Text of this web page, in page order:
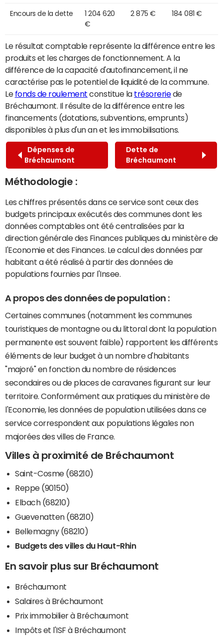
Encours de la dette
1 204 620
€
2 875 € 184 081 €
Le résultat comptable représente la différence entre les
produits et les charges de fonctionnement. A la
différence de la capacité d'autofinancement, il ne
caractérise pas le potentiel de liquidité de la commune.
Le fonds de roulement constitue la trésoreriede
Bréchaumont. Il résulte de la différence entre les
financements (dotations, subventions, emprunts)
disponibles à plus d'un an et les immobilisations.
Dépenses de
Bréchaumont
Dette de
Bréchaumont
Méthodologie :
Les chiffres présentés dans ce service sont ceux des
budgets principaux exécutés des communes dont les
données comptables ont été centralisées par la
direction générale des Finances publiques du ministère de
l'Economie et des Finances. Le calcul des données par
habitant a été réalisé à partir des données de
populations fournies par l'Insee.
A propos des données de population :
Certaines communes (notamment les communes
touristiques de montagne ou du littoral dont la population
permanente est souvent faible) rapportent les différents
éléments de leur budget à un nombre d'habitants
"majoré" en fonction du nombre de résidences
secondaires ou de places de caravanes figurant sur leur
territoire. Conformément aux pratiques du ministère de
l'Economie, les données de population utilisées dans ce
service correspondent aux populations légales non
majorées des villes de France.
Villes à proximité de Bréchaumont
Saint-Cosme (68210)
Reppe (90150)
Elbach (68210)
Guevenatten (68210)
Bellemagny (68210)
Budgets des villes du Haut-Rhin
En savoir plus sur Bréchaumont
Bréchaumont
Salaires à Bréchaumont
Prix immobilier à Bréchaumont
Impôts et l'ISF à Bréchaumont